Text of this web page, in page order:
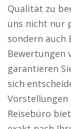
Qualität zu
uns nicht nur
sondern auch
Bewertungen
garantieren
sich
Reisebüro